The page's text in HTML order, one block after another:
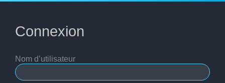
Connexion
Nom d’utilisateur